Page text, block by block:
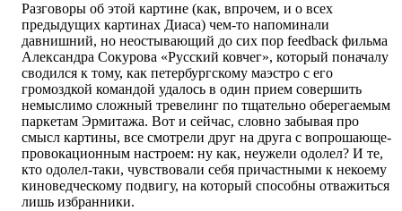
Разговоры об этой картине (как, впрочем, и о всех
предыдущих картинах Диаса) чем-то напоминали
давнишний, но неостывающий до сих пор feedback фильма
Александра Сокурова «Русский ковчег», который поначалу
сводился к тому, как петербургскому маэстро с его
громоздкой командой удалось в один прием совершить
немыслимо сложный тревелинг по тщательно оберегаемым
паркетам Эрмитажа. Вот и сейчас, словно забывая про
смысл картины, все смотрели друг на друга с вопрошающе-
провокационным настроем: ну как, неужели одолел? И те,
кто одолел-таки, чувствовали себя причастными к некоему
киноведческому подвигу, на который способны отважиться
лишь избранники.